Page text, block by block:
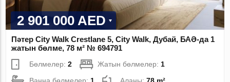
2 901 000 AED
Пәтер City Walk Crestlane 5, City Walk, Дубай, БАӘ-да 1
жатын бөлме, 78 м² № 694791
Бөлмелер:2 Жатын бөлмелер: 1
Ванна бөлмелер: 1 Алаңы:78 m²